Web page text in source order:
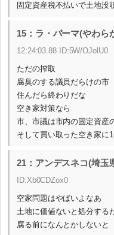
固定資産税不払いで土地没
15：ラ・パーマ(やわら
12:24:03.88 ID:5W/OJolU0
ただの搾取
腐臭のする議員だらけの市
住んだら終わりだな
空き家対策なら
市、市議は市内の固定資産
そして買い取った空き家に
21：アンデスネコ(埼玉
ID:Xb0CDZox0
空家問題はやばいよなあ
土地に価値ないと処分する
腐る前になんとかしないと